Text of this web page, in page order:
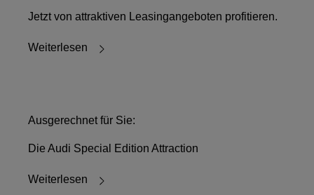
Jetzt von attraktiven Leasingangeboten profitieren.
Weiterlesen
Ausgerechnet für Sie:
Die Audi Special Edition Attraction
Weiterlesen